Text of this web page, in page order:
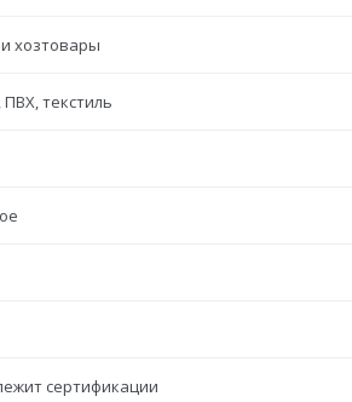
хозтовары
текстиль
сертификации